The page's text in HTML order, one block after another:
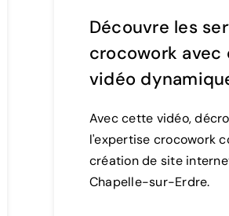
Découvre les
crocowork
vidéo
Avec cette vidéo,
l'expertise crocowork
création de site
Chapelle-sur-Erdre.